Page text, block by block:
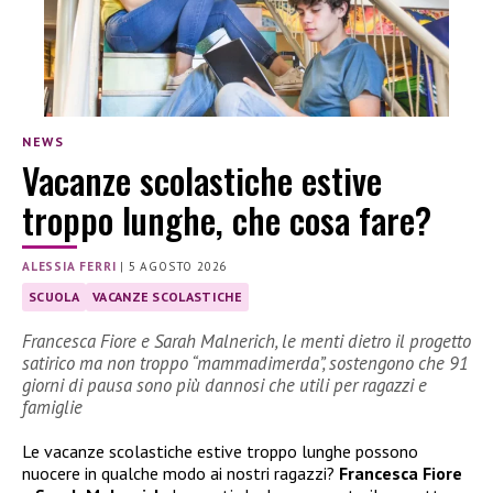
NEWS
Vacanze scolastiche estive
troppo lunghe, che cosa fare?
ALESSIA FERRI | 5 AGOSTO 2026
SCUOLA VACANZE SCOLASTICHE
Francesca Fiore e Sarah Malnerich, le menti dietro il progetto
satirico ma non troppo “mammadimerda”, sostengono che 91
giorni di pausa sono più dannosi che utili per ragazzi e
famiglie
Le vacanze scolastiche estive troppo lunghe possono
nuocere in qualche modo ai nostri ragazzi? Francesca Fiore